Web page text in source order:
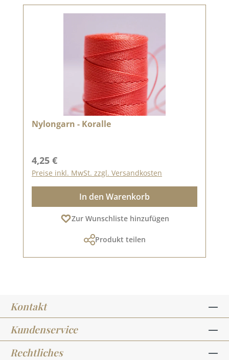
Nylongarn - Koralle
Regulärer Preis:
4,25 €
Preise inkl. MwSt. zzgl. Versandkosten
In den Warenkorb
Zur Wunschliste hinzufügen
Produkt teilen
Kontakt
Kundenservice
Rechtliches